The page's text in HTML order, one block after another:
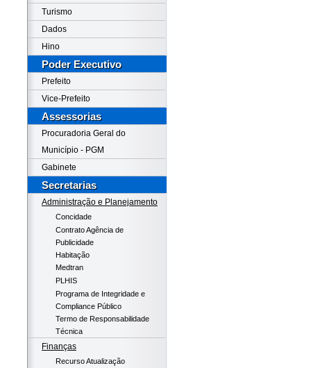
Turismo
Dados
Hino
Poder Executivo
Prefeito
Vice-Prefeito
Assessorias
Procuradoria Geral do
Município - PGM
Gabinete
Secretarias
Administração e Planejamento
Concidade
Contrato Agência de
Publicidade
Habitação
Medtran
PLHIS
Programa de Integridade e
Compliance Público
Termo de Responsabilidade
Técnica
Finanças
Recurso Atualização